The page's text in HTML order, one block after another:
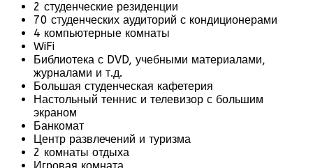
2 студенческие резиденции
70 студенческих аудиторий с кондиционерами
4 компьютерные комнаты
WiFi
Библиотека с DVD, учебными материалами,
журналами и т.д.
Большая студенческая кафетерия
Настольный теннис и телевизор с большим
экраном
Банкомат
Центр развлечений и туризма
2 комнаты отдыха
Игровая комната